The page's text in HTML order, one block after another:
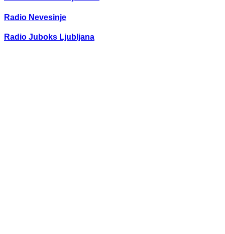
Radio Nevesinje
Radio Juboks Ljubljana